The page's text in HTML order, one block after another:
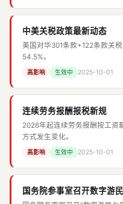
中美关税政策最新动态
美国对华301条款+122条款关
54.5%。
高影响 生效中 2025-10-01
连续劳务报酬报税新规
2026年起连续劳务报酬按工资
方式发生变化。
高影响 生效中 2025-10-01
国务院参事室召开数字游